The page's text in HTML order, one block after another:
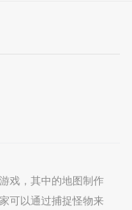
戏，其中的地图制作
可以通过捕捉怪物来